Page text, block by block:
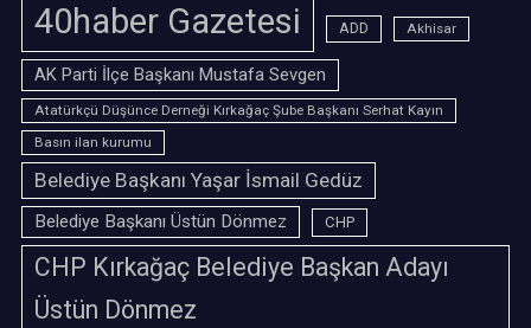
40haber Gazetesi ADD Akhisar
AK Parti İlçe Başkanı Mustafa Sevgen
Atatürkçü Düşünce Derneği Kırkağaç Şube Başkanı Serhat Kayın
Basın ilan kurumu
Belediye Başkanı Yaşar İsmail Gedüz
Belediye Başkanı Üstün Dönmez CHP
CHP Kırkağaç Belediye Başkan Adayı
Üstün Dönmez